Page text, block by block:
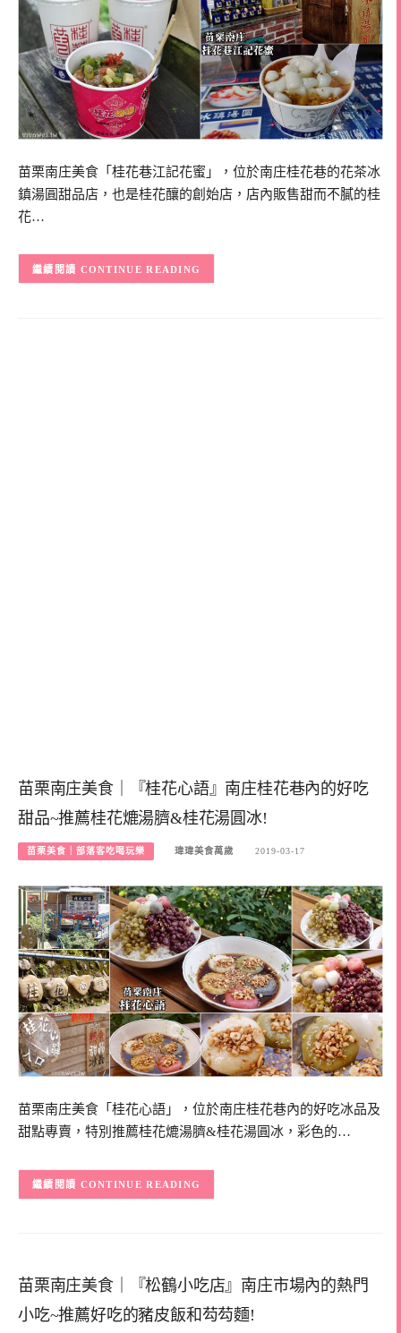
苗栗南庄美食「桂花巷江記花蜜」，位於南庄桂花巷的花茶冰
鎮湯圓甜品店，也是桂花釀的創始店，店內販售甜而不膩的桂
花…
CONTINUE READING
苗栗南庄美食｜『桂花心語』南庄桂花巷內的好吃
甜品~推薦桂花熝湯臍&桂花湯圓冰!
苗栗美食｜部落客吃喝玩樂 瑋瑋美食萬歲 2019-03-17
苗栗南庄美食「桂花心語」，位於南庄桂花巷內的好吃冰品及
甜點專賣，特別推薦桂花熝湯臍&桂花湯圓冰，彩色的…
CONTINUE READING
苗栗南庄美食｜『松鶴小吃店』南庄市場內的熱門
小吃~推薦好吃的豬皮飯和芶芶麵!